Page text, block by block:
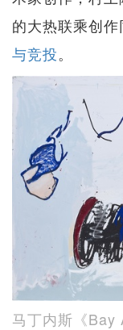
的大热联乘创作
与竞投。
马丁内斯《Bay